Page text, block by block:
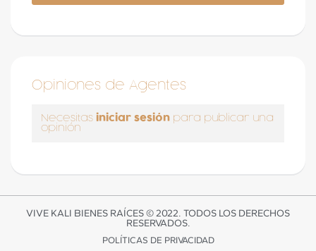
Opiniones de Agentes
Necesitas iniciar sesión para publicar una
opinión
VIVE KALI BIENES RAÍCES © 2022. TODOS LOS DERECHOS
RESERVADOS.
POLÍTICAS DE PRIVACIDAD